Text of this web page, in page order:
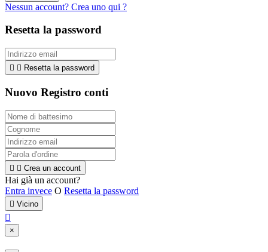
Nessun account? Crea uno qui ?
Resetta la password
  Resetta la password
Nuovo Registro conti
  Crea un account
Hai già un account?
Entra invece O Resetta la password
 Vicino

×